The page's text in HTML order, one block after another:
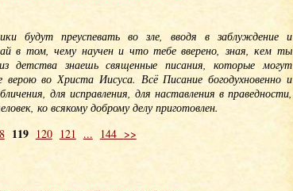
будут преуспевать во зле, вводя в заблуждение и
в том, чему научен и что тебе вверено, зная, кем ты
знаешь священные писания, которые могут
верою во Христа Иисуса. Всё Писание богодухновенно и
для исправления, для наставления в праведности,
ко всякому доброму делу приготовлен.
119 120 121 ... 144 >>